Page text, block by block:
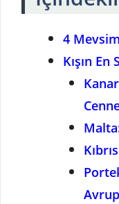
4
Kışın